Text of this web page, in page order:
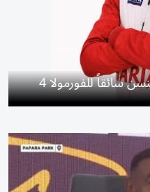
سائقاً للفورمولا 4